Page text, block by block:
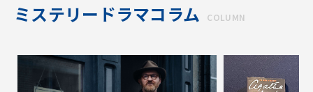
ミステリードラマコラム COLUMN